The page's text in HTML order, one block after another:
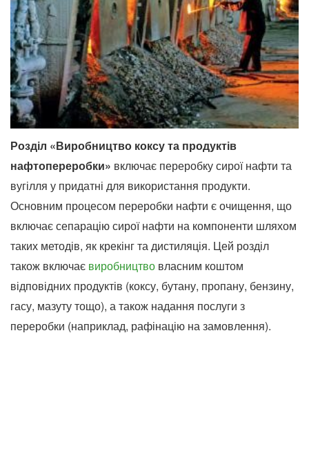
Розділ «Виробництво коксу та продуктів
нафтопереробки» включає переробку сирої нафти та
вугілля у придатні для використання продукти.
Основним процесом переробки нафти є очищення, що
включає сепарацію сирої нафти на компоненти шляхом
таких методів, як крекінг та дистиляція. Цей розділ
також включає виробництво власним коштом
відповідних продуктів (коксу, бутану, пропану, бензину,
гасу, мазуту тощо), а також надання послуги з
переробки (наприклад, рафінацію на замовлення).